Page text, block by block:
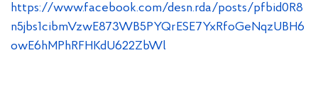
https://www.facebook.com/desn.rda/posts/pfbid0R8
n5jbs1cibmVzwE873WB5PYQrESE7YxRfoGeNqzUBH6
owE6hMPhRFHKdU622ZbWl